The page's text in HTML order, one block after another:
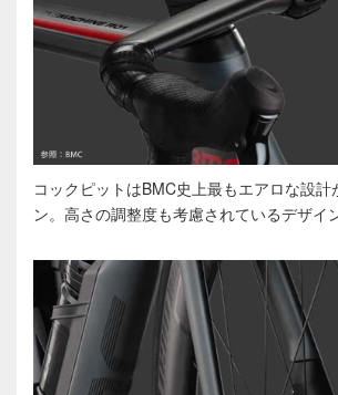
コックピットはBMC史上最もエアロな設計
ン。高さの調整度も考慮されているデザイ